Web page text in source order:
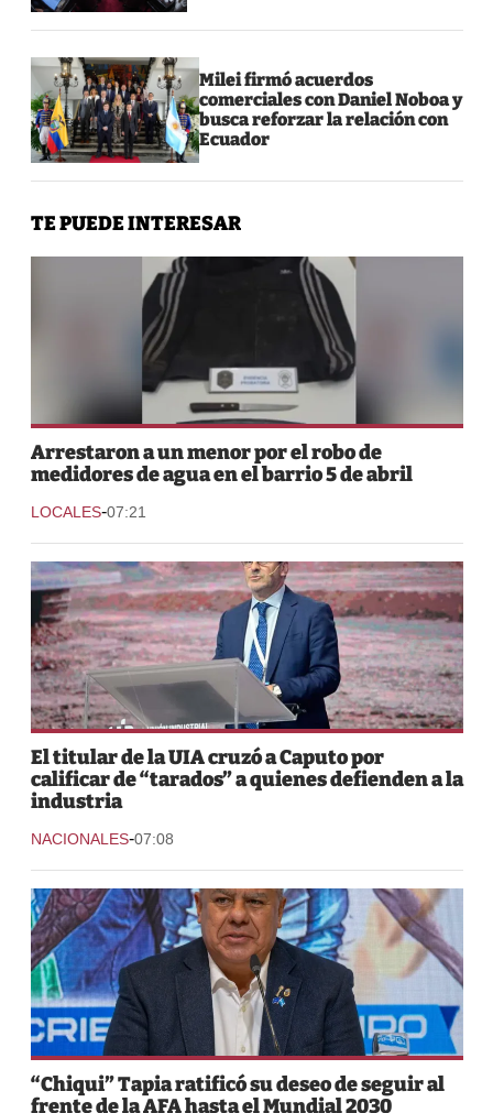
Milei firmó acuerdos
comerciales con Daniel Noboa y
busca reforzar la relación con
Ecuador
TE PUEDE INTERESAR
Arrestaron a un menor por el robo de
medidores de agua en el barrio 5 de abril
LOCALES-07:21
El titular de la UIA cruzó a Caputo por
calificar de “tarados” a quienes defienden a la
industria
NACIONALES-07:08
“Chiqui” Tapia ratificó su deseo de seguir al
frente de la AFA hasta el Mundial 2030